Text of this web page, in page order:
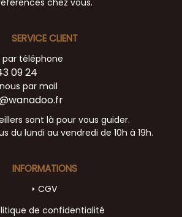
chez vous.
SERVICE CLIENT
téléphone
09 24
par mail
sont là pour vous guider.
du lundi au vendredi de 10h à 19h.
INFORMATIONS
CGV
de confidentialité